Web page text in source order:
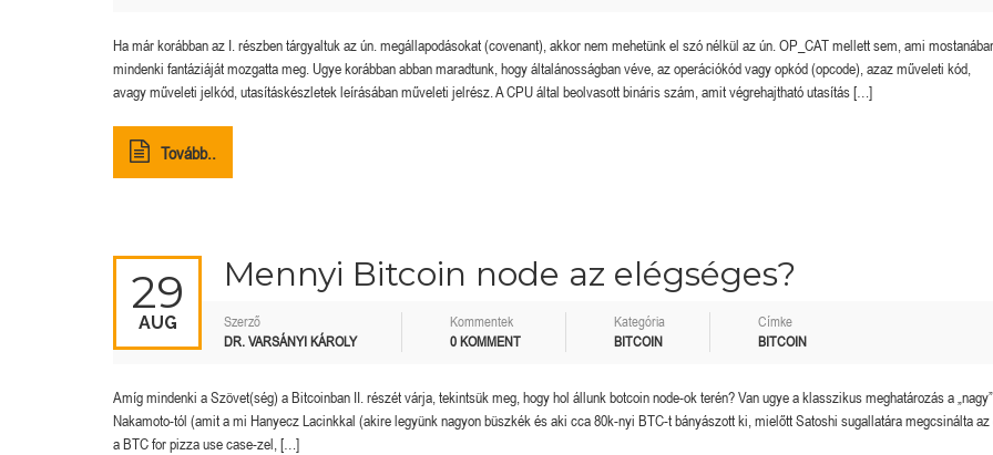
Ha már korábban az I. részben tárgyaltuk az ún. megállapodásokat (covenant), akkor nem mehetünk el szó nélkül az ún. OP_CAT mellett sem, ami
mindenki fantáziáját mozgatta meg. Ugye korábban abban maradtunk, hogy általánosságban véve, az operációkód vagy opkód (opcode), azaz műveleti kód,
avagy műveleti jelkód, utasításkészletek leírásában műveleti jelrész. A CPU által beolvasott bináris szám, amit végrehajtható utasítás […]
Tovább..
29
AUG
Mennyi Bitcoin node az elégséges?
Szerző
DR. VARSÁNYI KÁROLY
Kommentek
0 KOMMENT
Kategória
BITCOIN
Címke
BITCOIN
Amíg mindenki a Szövet(ség) a Bitcoinban II. részét várja, tekintsük meg, hogy hol állunk botcoin node-ok terén? Van ugye a klasszikus meghatározás a
Nakamoto-tól (amit a mi Hanyecz Lacinkkal (akire legyünk nagyon büszkék és aki cca 80k-nyi BTC-t bányászott ki, mielőtt Satoshi sugallatára megcsinálta az
a BTC for pizza use case-zel, […]